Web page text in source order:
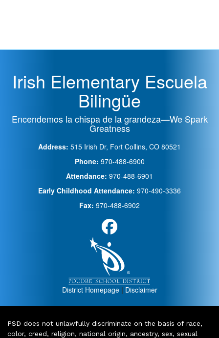
Irish Elementary Escuela
Bilingüe
Encendemos la chispa de la grandeza—We Spark
Greatness
Address: 515 Irish Dr, Fort Collins, CO 80521
Phone: 970-488-6900
Attendance: 970-488-6901
Early Childhood Attendance: 970-490-3336
Fax: 970-488-6902
District Homepage| Disclaimer
PSD does not unlawfully discriminate on the basis of race,
color, creed, religion, national origin, ancestry, sex, sexual